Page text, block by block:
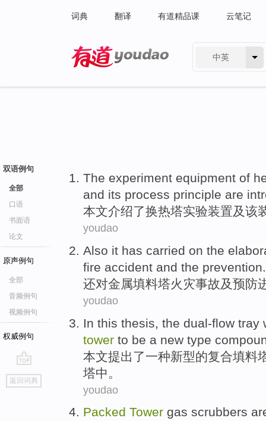
词典 翻译 有道精品课 云笔记
中英
双语例句
全部
口语
书面语
论文
原声例句
全部
音频例句
视频例句
权威例句
go
top
返回词典
The experiment equipment of
and its process principle are
本文介绍了换热塔实验装置及该
youdao
Also it has carried on the
fire accident and the prevention.
还对金属填料塔火灾事故及预防
youdao
In this thesis the dual-flow tray
tower to be a new type
本文提出了一种新型的复合填料
塔中。
youdao
Packed Tower gas scrubbers